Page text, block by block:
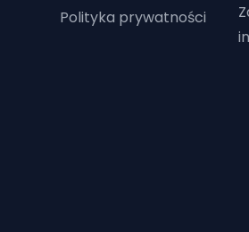
Polityka prywatności